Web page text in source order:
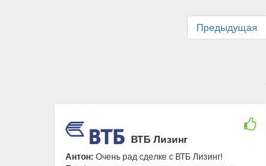
Предыдущая
ВТБ Лизинг
Антон: Очень рад сделке с ВТБ Лизинг!